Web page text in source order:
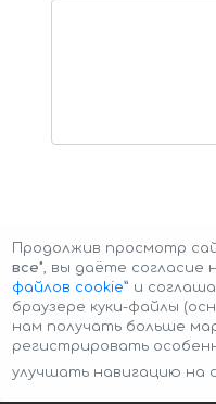
Авторские права ©
Продолжив просмотр
все", вы даёте согласие
файлов cookie” и
браузере куки-файлы
нам получать больше
регистрировать
улучшать навигацию на